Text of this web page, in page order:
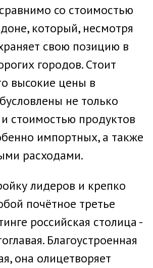
со стоимостью
который, несмотря
свою позицию в
городов. Стоит
высокие цены в
не только
стоимостью продуктов
импортных, а также
расходами.
лидеров и крепко
почётное третье
российская столица -
Благоустроенная
она олицетворяет